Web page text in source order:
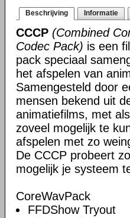
Beschrijving Informatie
CCCP (Combined
Codec Pack) is een
pack speciaal
het afspelen van
Samengesteld door
mensen bekend uit
animatiefilms, met
zoveel mogelijk te
afspelen met zo
De CCCP probeert
mogelijk je systeem
CoreWavPack
FFDShow Tryout